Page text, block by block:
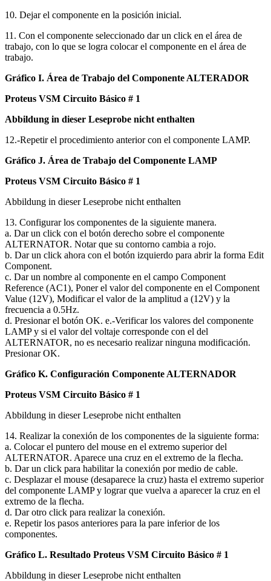
10. Dejar el componente en la posición inicial.
11. Con el componente seleccionado dar un click en el área de
trabajo, con lo que se logra colocar el componente en el área de
trabajo.
Gráfico I. Área de Trabajo del Componente ALTERADOR
Proteus VSM Circuito Básico # 1
Abbildung in dieser Leseprobe nicht enthalten
12.-Repetir el procedimiento anterior con el componente LAMP.
Gráfico J. Área de Trabajo del Componente LAMP
Proteus VSM Circuito Básico # 1
Abbildung in dieser Leseprobe nicht enthalten
13. Configurar los componentes de la siguiente manera.
a. Dar un click con el botón derecho sobre el componente
ALTERNATOR. Notar que su contorno cambia a rojo.
b. Dar un click ahora con el botón izquierdo para abrir la forma Edit
Component.
c. Dar un nombre al componente en el campo Component
Reference (AC1), Poner el valor del componente en el Component
Value (12V), Modificar el valor de la amplitud a (12V) y la
frecuencia a 0.5Hz.
d. Presionar el botón OK. e.-Verificar los valores del componente
LAMP y si el valor del voltaje corresponde con el del
ALTERNATOR, no es necesario realizar ninguna modificación.
Presionar OK.
Gráfico K. Configuración Componente ALTERNADOR
Proteus VSM Circuito Básico # 1
Abbildung in dieser Leseprobe nicht enthalten
14. Realizar la conexión de los componentes de la siguiente forma:
a. Colocar el puntero del mouse en el extremo superior del
ALTERNATOR. Aparece una cruz en el extremo de la flecha.
b. Dar un click para habilitar la conexión por medio de cable.
c. Desplazar el mouse (desaparece la cruz) hasta el extremo superior
del componente LAMP y lograr que vuelva a aparecer la cruz en el
extremo de la flecha.
d. Dar otro click para realizar la conexión.
e. Repetir los pasos anteriores para la pare inferior de los
componentes.
Gráfico L. Resultado Proteus VSM Circuito Básico # 1
Abbildung in dieser Leseprobe nicht enthalten